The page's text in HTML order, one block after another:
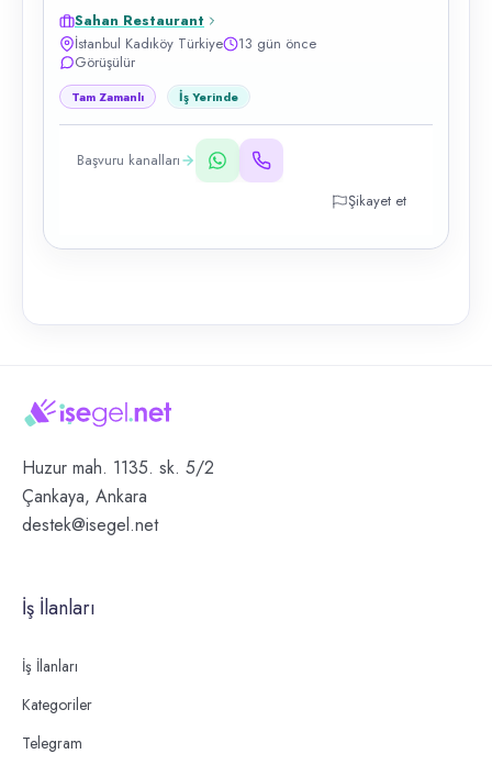
Sahan Restaurant
İstanbul Kadıköy Türkiye
13 gün önce
Görüşülür
Tam Zamanlı İş Yerinde
Başvuru kanalları
Şikayet et
Huzur mah. 1135. sk. 5/2
Çankaya, Ankara
destek@isegel.net
İş İlanları
İş İlanları
Kategoriler
Telegram